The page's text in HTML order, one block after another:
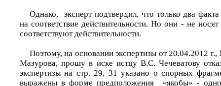
Однако, эксперт подтвердил, что только два
на соответствие действительности. Но они - не
соответствуют действительности.
Поэтому, на основании экспертизы от 20.04.2012
Мазурова, прошу в иске истцу В.С. Чечеватову
экспертизы на стр. 29, 31 указано о спорных
выражены в форме предположения «якобы» -